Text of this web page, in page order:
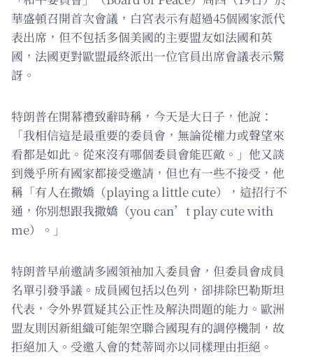
華盛頓召開首次會議，白宮表示有超過45個國家派代
表出席，但不包括多個美國的主要盟友如法國和英
國，法國更對歐盟最終派出一位官員出席會議表示驚
訝。
特朗普在開幕禮致辭時稱，今天是大日子，他說：
「我相信這是最重要的委員會，無論從權力或聲望來
看都是如此。從來沒有哪個委員會能匹敵。」他又談
到幾乎所有國家都接受邀請，但也有一些不接受，他
稱「有人在撒嬌（playing a little cute），這招行不
通，你別想跟我撒嬌（you can’t play cute with
me）。」
特朗普早前邀請多國領袖加入委員會，但委員會成員
名單引發爭議。成員國包括以色列，卻排除巴勒斯坦
代表，令外界質疑其公正性及解決問題的能力。歐洲
盟友則因新組織可能架空聯合國現有的調停機制，故
拒絕加入。受邀入會的梵蒂岡亦以同樣理由拒絕。